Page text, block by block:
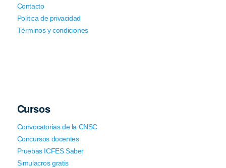
Contacto
Política de privacidad
Términos y condiciones
Cursos
Convocatorias de la CNSC
Concursos docentes
Pruebas ICFES Saber
Simulacros gratis